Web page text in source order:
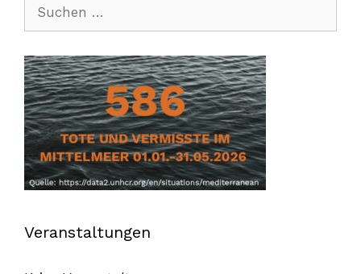
nach:
Veranstaltungen